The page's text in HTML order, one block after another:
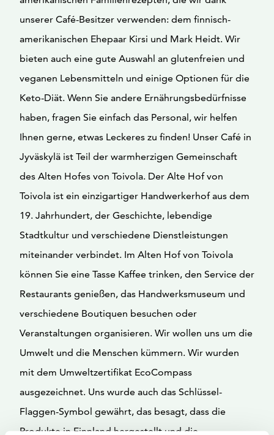
unserer Café-Besitzer verwenden: dem finnisch-
amerikanischen Ehepaar Kirsi und Mark Heidt. Wir
bieten auch eine gute Auswahl an glutenfreien und
veganen Lebensmitteln und einige Optionen für die
Keto-Diät. Wenn Sie andere Ernährungsbedürfnisse
haben, fragen Sie einfach das Personal, wir helfen
Ihnen gerne, etwas Leckeres zu finden! Unser Café in
Jyväskylä ist Teil der warmherzigen Gemeinschaft
des Alten Hofes von Toivola. Der Alte Hof von
Toivola ist ein einzigartiger Handwerkerhof aus dem
19. Jahrhundert, der Geschichte, lebendige
Stadtkultur und verschiedene Dienstleistungen
miteinander verbindet. Im Alten Hof von Toivola
können Sie eine Tasse Kaffee trinken, den Service der
Restaurants genießen, das Handwerksmuseum und
verschiedene Boutiquen besuchen oder
Veranstaltungen organisieren. Wir wollen uns um die
Umwelt und die Menschen kümmern. Wir wurden
mit dem Umweltzertifikat EcoCompass
ausgezeichnet. Uns wurde auch das Schlüssel-
Flaggen-Symbol gewährt, das besagt, dass die
Produkte in Finnland hergestellt und die